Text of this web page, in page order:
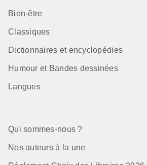
Bien-être
Classiques
Dictionnaires et encyclopédies
Humour et Bandes dessinées
Langues
Qui sommes-nous ?
Nos auteurs à la une